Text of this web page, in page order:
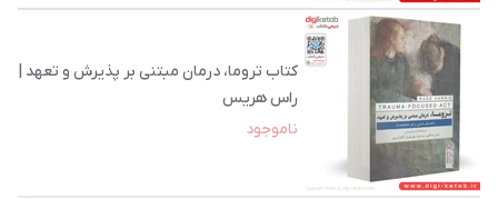
راس هریس
ناموجود